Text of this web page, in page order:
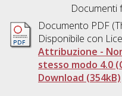
Documenti
Documento PDF
Disponibile con
Attribuzione -
stesso modo 4.0
Download (354kB)